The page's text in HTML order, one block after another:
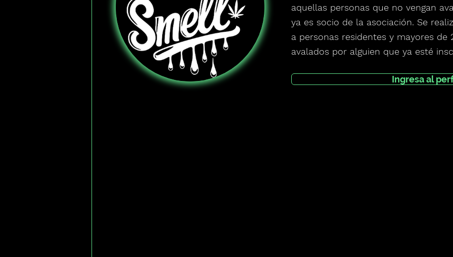
aquellas personas que no vengan
ya es socio de la asociación. Se
a personas residentes y mayores de
avalados por alguien que ya esté
Ingresa al